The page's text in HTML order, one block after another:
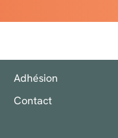
Adhésion
Contact